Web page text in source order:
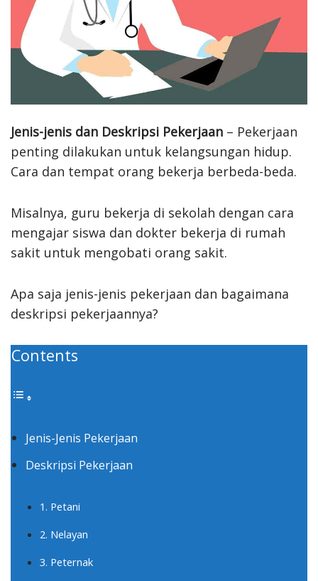
Jenis-jenis dan Deskripsi Pekerjaan – Pekerjaan
penting dilakukan untuk kelangsungan hidup.
Cara dan tempat orang bekerja berbeda-beda.
Misalnya, guru bekerja di sekolah dengan cara
mengajar siswa dan dokter bekerja di rumah
sakit untuk mengobati orang sakit.
Apa saja jenis-jenis pekerjaan dan bagaimana
deskripsi pekerjaannya?
Contents
Jenis-Jenis Pekerjaan
Deskripsi Pekerjaan
1. Petani
2. Nelayan
3. Peternak